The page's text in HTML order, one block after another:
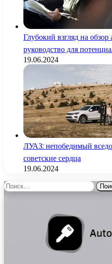
Глубокий взгляд на
руководство для
19.06.2024
ЛУАЗ: непобедимый
советские сердца
19.06.2024
Найти: